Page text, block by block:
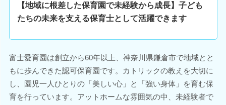
【地域に根差した保育園で未経験から成長】子ども
たちの未来を支える保育士として活躍できます
富士愛育園は創立から60年以上、神奈川県鎌倉市で地域とと
もに歩んできた認可保育園です。カトリックの教えを大切に
し、園児一人ひとりの「美しい心」と「強い身体」を育む保
育を行っています。アットホームな雰囲気の中、未経験者で